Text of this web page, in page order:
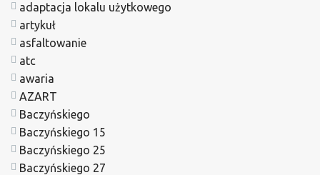
adaptacja lokalu użytkowego
artykuł
asfaltowanie
atc
awaria
AZART
Baczyńskiego
Baczyńskiego 15
Baczyńskiego 25
Baczyńskiego 27